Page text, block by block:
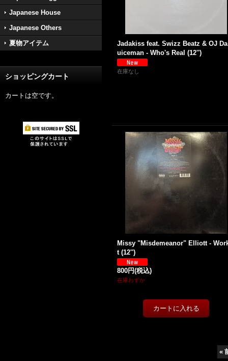
Japanese House
Japanese Others
夏物アイテム
ショッピングカート
カートは空です。
Jadakiss feat. Swizz Beatz & OJ
uiceman - Who's Real (12'')
在庫なし
Missy "Misdemeanor" Elliott -
t (12'')
800円(税込)
在庫わずか
«